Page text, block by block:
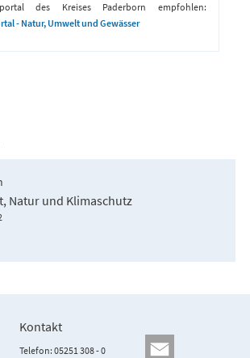
des Kreises Paderborn empfohlen:
- Natur, Umwelt und Gewässer
Natur und Klimaschutz
Kontakt
Telefon: 05251 308 - 0